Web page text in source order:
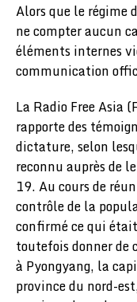
Alors que le régime
ne compter aucun
éléments internes
communication
La Radio Free Asia
rapporte des
dictature, selon
reconnu auprès de
19. Au cours de
contrôle de la
confirmé ce qui
toutefois donner de
à Pyongyang, la
province du nord-